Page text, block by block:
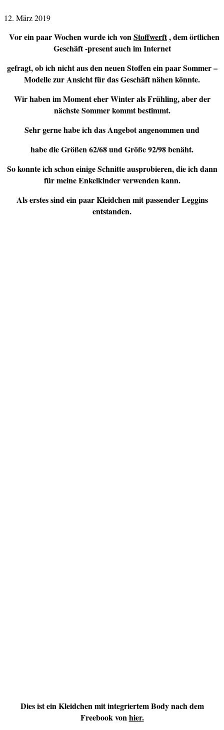
12. März 2019
Vor ein paar Wochen wurde ich vonStoffwerft, dem örtlichen
Geschäft -present auch im Internet
gefragt, ob ich nicht aus den neuen Stoffen ein paar Sommer –
Modelle zur Ansicht für das Geschäft nähen könnte.
Wir haben im Moment eher Winter als Frühling, aber der
nächste Sommer kommt bestimmt.
Sehr gerne habe ich das Angebot angenommen und
habe die Größen 62/68 und Größe 92/98 benäht.
So konnte ich schon einige Schnitte ausprobieren, die ich dann
für meine Enkelkinder verwenden kann.
Als erstes sind ein paar Kleidchen mit passender Leggins
entstanden.
Dies ist ein Kleidchen mit integriertem Body nach dem
Freebook vonhier.